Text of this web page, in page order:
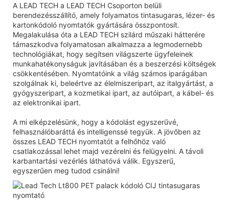
A LEAD TECH a LEAD TECH Csoporton belüli
berendezésszállító, amely folyamatos tintasugaras, lézer- és
kartonkódoló nyomtatók gyártására összpontosít.
Megalakulása óta a LEAD TECH szilárd műszaki hátterére
támaszkodva folyamatosan alkalmazza a legmodernebb
technológiákat, hogy segítsen világszerte ügyfeleinek
munkahatékonyságuk javításában és a beszerzési költségek
csökkentésében. Nyomtatóink a világ számos iparágában
szolgálnak ki, beleértve az élelmiszeripart, az italgyártást, a
gyógyszeripart, a kozmetikai ipart, az autóipart, a kábel- és
az elektronikai ipart.
A mi elképzelésünk, hogy a kódolást egyszerűvé,
felhasználóbaráttá és intelligenssé tegyük. A jövőben az
összes LEAD TECH nyomtatót a felhőhöz való
csatlakozással lehet majd vezérelni és felügyelni. A távoli
karbantartási vezérlés láthatóvá válik. Egyszerű,
egyszerűen meg tudod csinálni!